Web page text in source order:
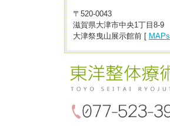
〒520-0043
滋賀県大津市中央1丁目8-9
大津祭曳山展示館前 [ MAPs